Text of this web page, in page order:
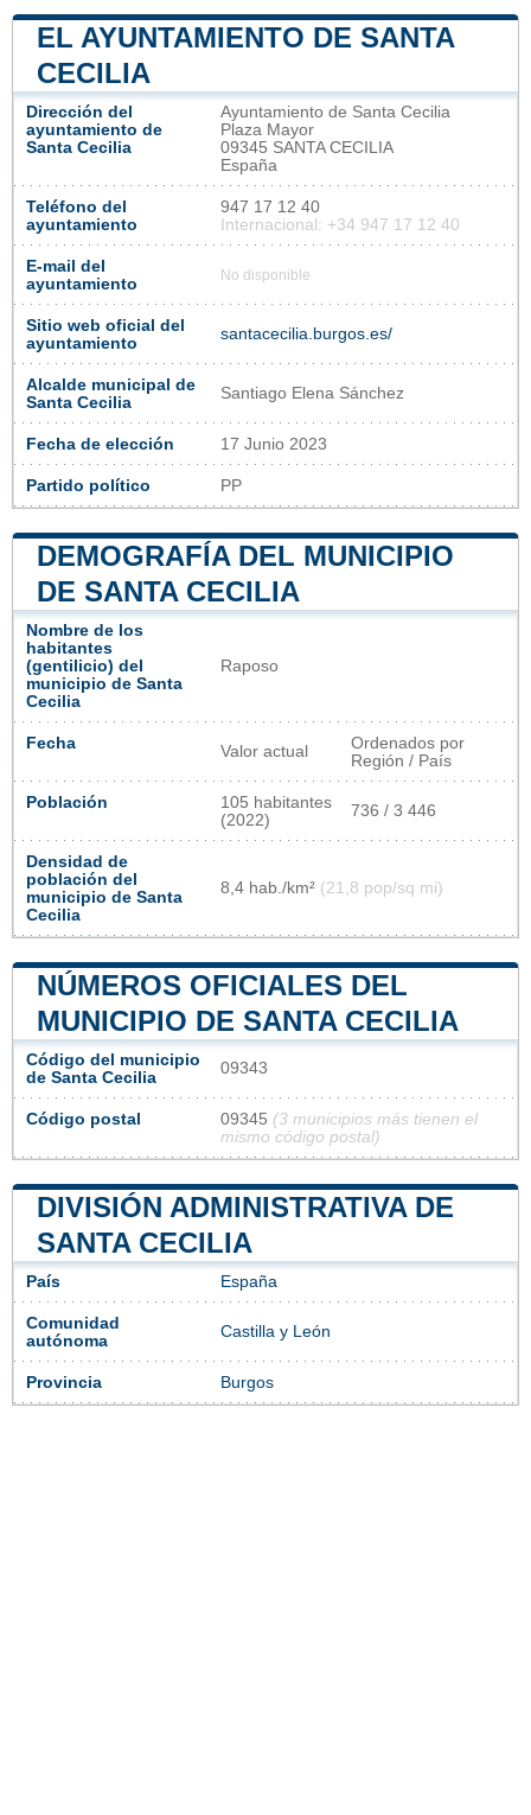
EL AYUNTAMIENTO DE SANTA
CECILIA
Dirección del
ayuntamiento de
Santa Cecilia
Ayuntamiento de Santa Cecilia
Plaza Mayor
09345 SANTA CECILIA
España
Teléfono del
ayuntamiento
947 17 12 40
Internacional: +34 947 17 12 40
E-mail del
ayuntamiento
No disponible
Sitio web oficial del
ayuntamiento
santacecilia.burgos.es/
Alcalde municipal de
Santa Cecilia
Santiago Elena Sánchez
Fecha de elección 17 Junio 2023
Partido político PP
DEMOGRAFÍA DEL MUNICIPIO
DE SANTA CECILIA
Nombre de los
habitantes
(gentilicio) del
municipio de Santa
Cecilia
Raposo
Fecha Valor actual
Ordenados por
Región / País
Población
105 habitantes
(2022)
736 / 3 446
Densidad de
población del
municipio de Santa
Cecilia
8,4 hab./km² (21,8 pop/sq mi)
NÚMEROS OFICIALES DEL
MUNICIPIO DE SANTA CECILIA
Código del municipio
de Santa Cecilia
09343
Código postal 09345 (3 municipios más tienen el
mismo código postal)
DIVISIÓN ADMINISTRATIVA DE
SANTA CECILIA
País España
Comunidad
autónoma
Castilla y León
Provincia Burgos